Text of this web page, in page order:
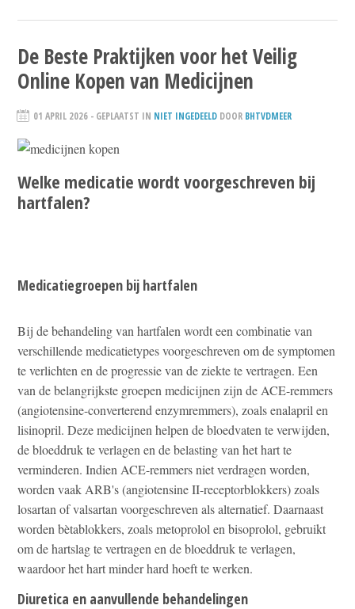
De Beste Praktijken voor het Veilig
Online Kopen van Medicijnen
01 APRIL 2026 - GEPLAATST IN NIET INGEDEELD DOOR BHTVDMEER
Welke medicatie wordt voorgeschreven bij
hartfalen?
Medicatiegroepen bij hartfalen
Bij de behandeling van hartfalen wordt een combinatie van
verschillende medicatietypes voorgeschreven om de symptomen
te verlichten en de progressie van de ziekte te vertragen. Een
van de belangrijkste groepen medicijnen zijn de ACE-remmers
(angiotensine-converterend enzymremmers), zoals enalapril en
lisinopril. Deze medicijnen helpen de bloedvaten te verwijden,
de bloeddruk te verlagen en de belasting van het hart te
verminderen. Indien ACE-remmers niet verdragen worden,
worden vaak ARB's (angiotensine II-receptorblokkers) zoals
losartan of valsartan voorgeschreven als alternatief. Daarnaast
worden bètablokkers, zoals metoprolol en bisoprolol, gebruikt
om de hartslag te vertragen en de bloeddruk te verlagen,
waardoor het hart minder hard hoeft te werken.
Diuretica en aanvullende behandelingen